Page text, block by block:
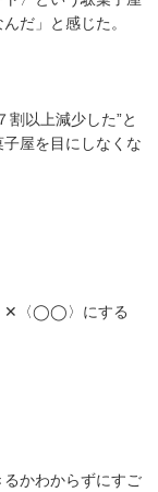
だ」と感じた。
割以上減少した”と
屋を目にしなくな
✕〈◯◯〉にする
かわからずにすご